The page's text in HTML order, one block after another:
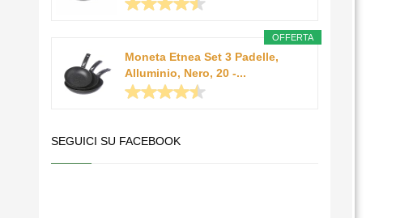
OFFERTA
Moneta Etnea Set 3 Padelle,
Alluminio, Nero, 20 -...
SEGUICI SU FACEBOOK